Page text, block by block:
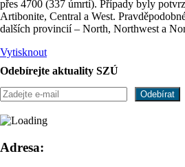
přes 4700 (337 úmrtí). Případy byly
Artibonite, Central a West.
dalších provincií – North, Northwest a
Vytisknout
Odebírejte aktuality SZÚ
Adresa: